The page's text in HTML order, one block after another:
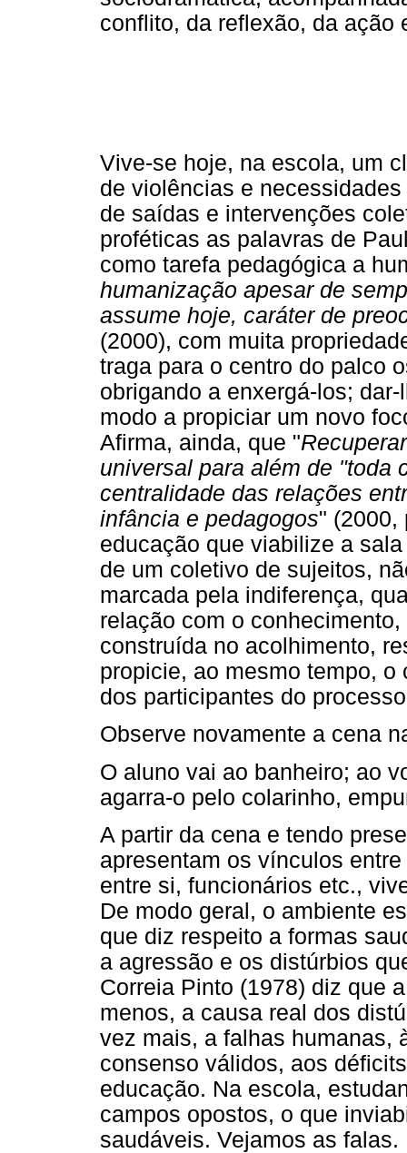
conflito, da reflexão, da ação
Vive-se hoje, na escola, um
de violências e
de saídas e intervenções
proféticas as palavras de
como tarefa pedagógica a
humanização apesar de
assume hoje, caráter de
(2000), com muita
traga para o centro do palco
obrigando a enxergá-los;
modo a propiciar um novo
Afirma, ainda, que "
universal para além de "toda
centralidade das relações
infância e pedagogos" (2000,
educação que viabilize a
de um coletivo de sujeitos,
marcada pela indiferença,
relação com o
construída no acolhimento,
propicie, ao mesmo tempo,
dos participantes do
Observe novamente a cena
O aluno vai ao banheiro; ao
agarra-o pelo colarinho,
A partir da cena e tendo
apresentam os vínculos
entre si, funcionários etc.,
De modo geral, o ambiente
que diz respeito a formas
a agressão e os distúrbios
Correia Pinto (1978) diz que
menos, a causa real dos
vez mais, a falhas humanas,
consenso válidos, aos
educação. Na escola,
campos opostos, o que
saudáveis. Vejamos as falas.